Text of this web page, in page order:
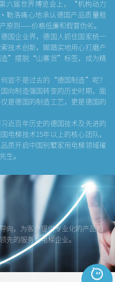
六届世界博览会上，“机构动力
洛痛心地承认德国产品质量粗
原则——价格低廉和假冒伪劣。
国企业界，德国人抓住国家统一
技术创新，脚踏实地用心打磨产
造”摆脱“山寨货”标签，成为精
尝不是过去的“德国制造”呢？
向制造强国转变的历史时期，面
是德国的制造工艺，更是德国的
近百年历史的德国技术及先进的
电梯技术15年以上的核心团队，
质开启中国别墅家用电梯领域璀
生。
向，为客户提供专业化的产品和
先的服务型电梯企业。